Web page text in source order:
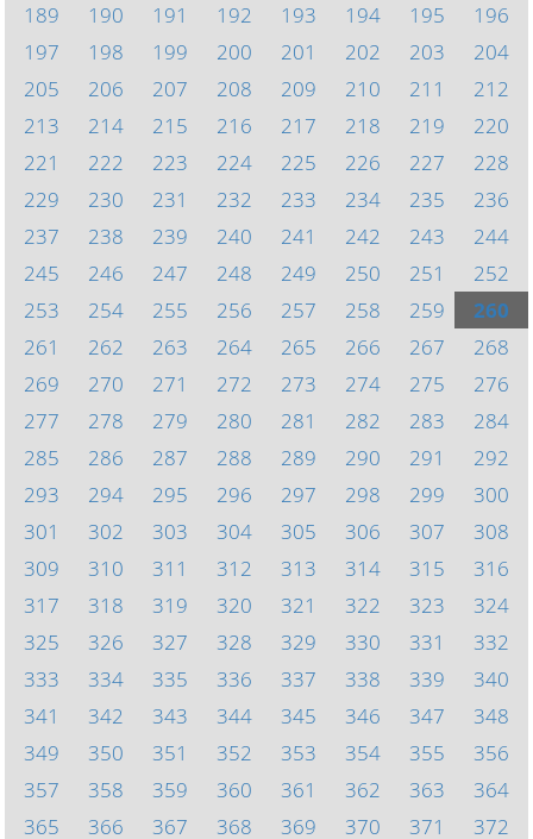
189
190 191 192 193 194 195
196
197
198 199 200 201 202 203
204
205
206 207 208 209 210 211
212
213
214 215 216 217 218 219
220
221
222 223 224 225 226 227
228
229
230 231 232 233 234 235
236
237
238 239 240 241 242 243
244
245
246 247 248 249 250 251
252
253
254 255 256 257 258 259
260
261
262 263 264 265 266 267
268
269
270 271 272 273 274 275
276
277
278 279 280 281 282 283
284
285
286 287 288 289 290 291
292
293
294 295 296 297 298 299
300
301
302 303 304 305 306 307
308
309
310 311 312 313 314 315
316
317
318 319 320 321 322 323
324
325
326 327 328 329 330 331
332
333
334 335 336 337 338 339
340
341
342 343 344 345 346 347
348
349
350 351 352 353 354 355
356
357
358 359 360 361 362 363
364
365
366 367 368 369 370 371 372